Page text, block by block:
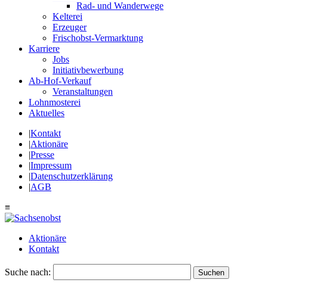
Rad- und Wanderwege
Kelterei
Erzeuger
Frischobst-Vermarktung
Karriere
Jobs
Initiativbewerbung
Ab-Hof-Verkauf
Veranstaltungen
Lohnmosterei
Aktuelles
|Kontakt
|Aktionäre
|Presse
|Impressum
|Datenschutzerklärung
|AGB
≡
Aktionäre
Kontakt
Suche nach: Suchen